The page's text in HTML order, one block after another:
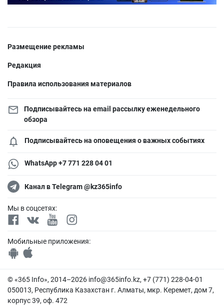
Размещение рекламы
Редакция
Правила использования материалов
Подписывайтесь на email рассылку еженедельного
обзора
Подписывайтесь на оповещения о важных событиях
WhatsApp +7 771 228 04 01
Канал в Telegram @kz365info
Мы в соцсетях:
Мобильные приложения:
© «365 Info», 2014–2026 info@365info.kz, +7 (771) 228-04-01
050013, Республика Казахстан г. Алматы, мкр. Керемет, дом 7,
корпус 39, оф. 472